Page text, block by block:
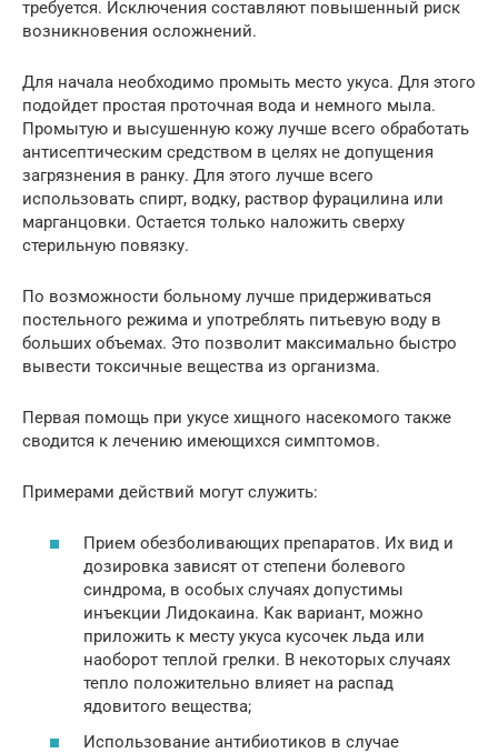
требуется. Исключения составляют повышенный риск
возникновения осложнений.
Для начала необходимо промыть место укуса. Для этого
подойдет простая проточная вода и немного мыла.
Промытую и высушенную кожу лучше всего обработать
антисептическим средством в целях не допущения
загрязнения в ранку. Для этого лучше всего
использовать спирт, водку, раствор фурацилина или
марганцовки. Остается только наложить сверху
стерильную повязку.
По возможности больному лучше придерживаться
постельного режима и употреблять питьевую воду в
больших объемах. Это позволит максимально быстро
вывести токсичные вещества из организма.
Первая помощь при укусе хищного насекомого также
сводится к лечению имеющихся симптомов.
Примерами действий могут служить:
Прием обезболивающих препаратов. Их вид и
дозировка зависят от степени болевого
синдрома, в особых случаях допустимы
инъекции Лидокаина. Как вариант, можно
приложить к месту укуса кусочек льда или
наоборот теплой грелки. В некоторых случаях
тепло положительно влияет на распад
ядовитого вещества;
Использование антибиотиков в случае